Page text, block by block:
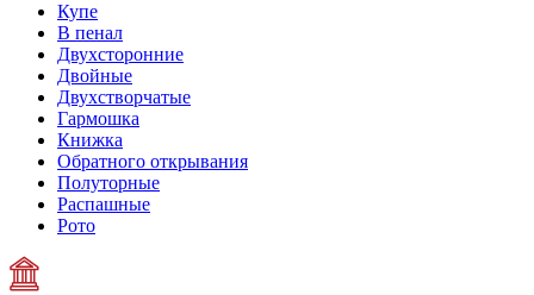
Купе
В пенал
Двухсторонние
Двойные
Двухстворчатые
Гармошка
Книжка
Обратного открывания
Полуторные
Распашные
Рото